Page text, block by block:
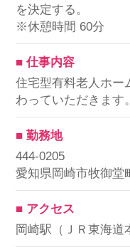
を決定する。
※休憩時間 60分
■ 仕事内容
住宅型有料老人ホー
わっていただきます。
■ 勤務地
444-0205
愛知県岡崎市牧御堂
■ アクセス
岡崎駅（ＪＲ東海